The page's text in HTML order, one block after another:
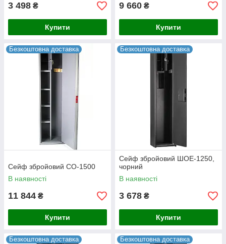
3 498 ₴
Купити
9 660 ₴
Купити
Безкоштовна доставка
Сейф збройовий СО-1500
В наявності
11 844 ₴
Купити
Безкоштовна доставка
Сейф збройовий ШОЕ-1250,
чорний
В наявності
3 678 ₴
Купити
Безкоштовна доставка Безкоштовна доставка